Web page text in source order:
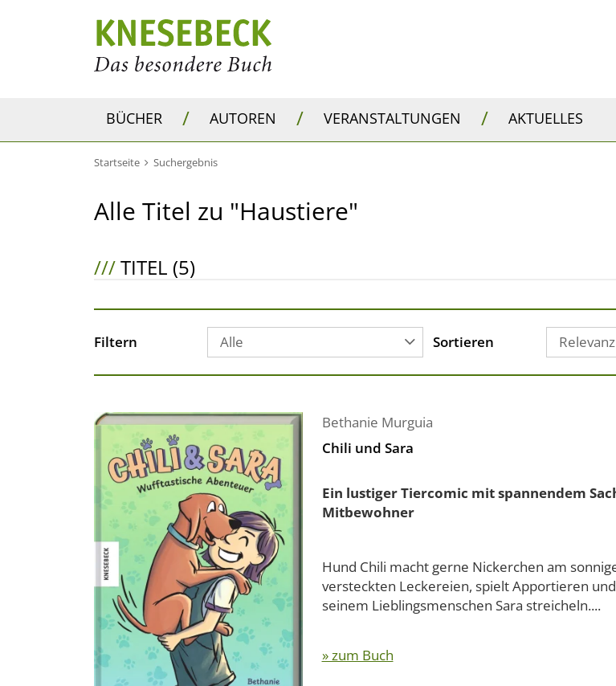
BÜCHER / AUTOREN / VERANSTALTUNGEN / AKTUELLES
Startseite Suchergebnis
Alle Titel zu "Haustiere"
///TITEL (5)
Filtern Alle Sortieren Relevanz
Bethanie Murguia
Chili und Sara
Ein lustiger Tiercomic mit spannendem
Mitbewohner
Hund Chili macht gerne Nickerchen am
versteckten Leckereien, spielt Apportieren
seinem Lieblingsmenschen Sara streicheln....
» zum Buch